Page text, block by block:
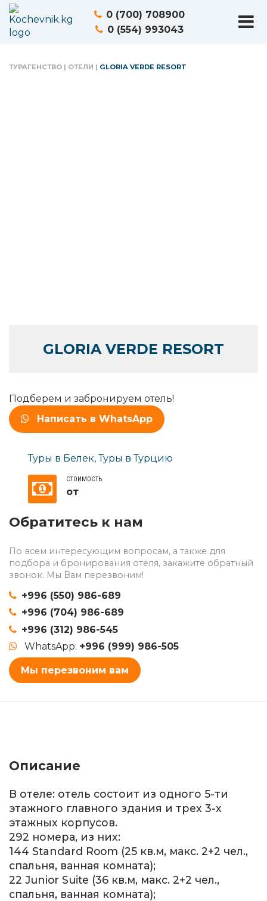
0 (700) 708900
0 (554) 993043
ТУРАГЕНСТВО | ОТЕЛИ | GLORIA VERDE RESORT
GLORIA VERDE RESORT
Подберем и забронируем отель!
Написать в WhatsApp
Туры в Белек,Туры в Турцию
СТОИМОСТЬ
от
Обратитесь к нам
По всем интересующим вопросам, а также для
подбора и бронирования отеля, закажите обратный
звонок. Мы Вам перезвоним!
+996 (550) 986-689
+996 (704) 986-689
+996 (312) 986-545
WhatsApp: +996 (999) 986-505
Мы перезвоним вам
Описание
В отеле: отель состоит из одного 5-ти
этажного главного здания и трех 3-х
этажных корпусов.
292 номера, из них:
144 Standard Room (25 кв.м, макс. 2+2 чел.,
спальня, ванная комната);
22 Junior Suite (36 кв.м, макс. 2+2 чел.,
спальня, ванная комната);